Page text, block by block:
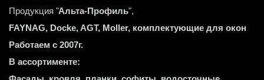
Продукция "Альта-Профиль",
FAYNAG, Docke, AGT, Moller, комплектующие для окон
Работаем с 2007г.
В ассортименте: